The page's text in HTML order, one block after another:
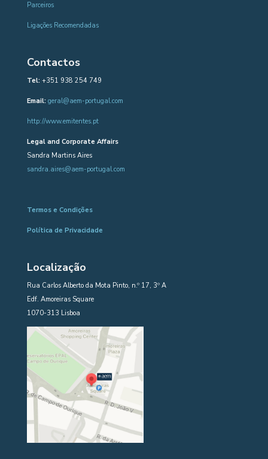
Parceiros
Ligações Recomendadas
Contactos
Tel:+351 938 254 749
Email: geral@aem-portugal.com
http://www.emitentes.pt
Legal and Corporate Affairs
Sandra Martins Aires
sandra.aires@aem-portugal.com
Termos e Condições
Política de Privacidade
Localização
Rua Carlos Alberto da Mota Pinto, n.º 17, 3º A
Edf. Amoreiras Square
1070-313 Lisboa